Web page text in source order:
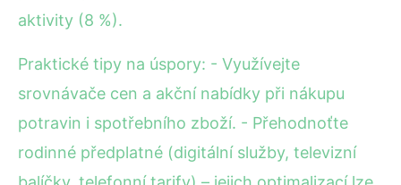
aktivity (8 %).
Praktické tipy na úspory: - Využívejte
srovnávače cen a akční nabídky při nákupu
potravin i spotřebního zboží. - Přehodnoťte
rodinné předplatné (digitální služby, televizní